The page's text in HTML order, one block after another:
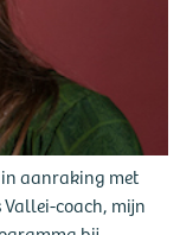
aanraking met
coach, mijn